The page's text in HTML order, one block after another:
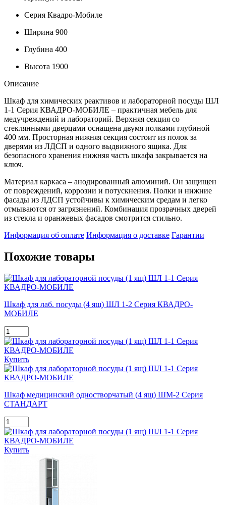
Серия Квадро-Мобиле
Ширина 900
Глубина 400
Высота 1900
Описание
Шкаф для химических реактивов и лабораторной посуды ШЛ
1-1 Серия КВАДРО-МОБИЛЕ – практичная мебель для
медучреждений и лабораторий. Верхняя секция со
стеклянными дверцами оснащена двумя полками глубиной
400 мм. Просторная нижняя секция состоит из полок за
дверями из ЛДСП и одного выдвижного ящика. Для
безопасного хранения нижняя часть шкафа закрывается на
ключ.
Материал каркаса – анодированный алюминий. Он защищен
от повреждений, коррозии и потускнения. Полки и нижние
фасады из ЛДСП устойчивы к химическим средам и легко
отмываются от загрязнений. Комбинация прозрачных дверей
из стекла и оранжевых фасадов смотрится стильно.
Информация об оплате Информация о доставке Гарантии
Похожие товары
Шкаф для лаб. посуды (4 ящ) ШЛ 1-2 Серия КВАДРО-
МОБИЛЕ
Купить
Шкаф медицинский одностворчатый (4 ящ) ШМ-2 Серия
СТАНДАРТ
Купить